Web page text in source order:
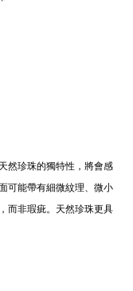
然珍珠的獨特性，將會感
可能帶有細微紋理、微小
而非瑕疵。天然珍珠更具